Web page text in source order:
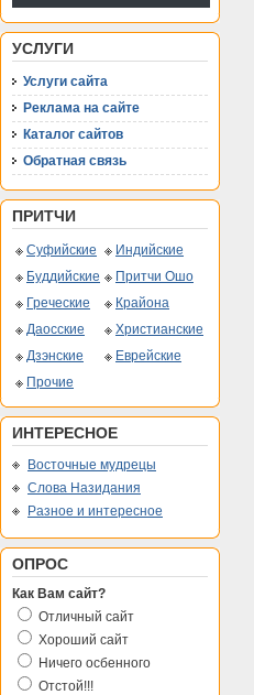
УСЛУГИ
Услуги сайта
Реклама на сайте
Каталог сайтов
Обратная связь
ПРИТЧИ
Суфийские
Индийские
Буддийские
Притчи Ошо
Греческие
Крайона
Даосские
Христианские
Дзэнские
Еврейские
Прочие
ИНТЕРЕСНОЕ
Восточные мудрецы
Слова Назидания
Разное и интересное
ОПРОС
Как Вам сайт?
Отличный сайт
Хороший сайт
Ничего осбенного
Отстой!!!